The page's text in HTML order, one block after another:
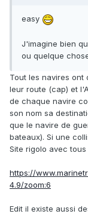
easy
J'imagine bien
ou quelque
Tout les navires
leur route (cap) et
de chaque navire
son nom sa
que le navire de
bateaux). Si une
Site rigolo avec
https://
4.9/zoom:6
Edit il existe aussi